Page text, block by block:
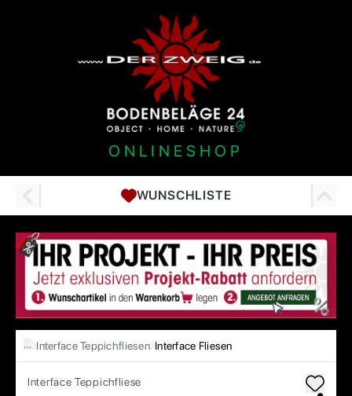
ONLINESHOP
WUNSCHLISTE
… Interface Teppichfliesen Interface Fliesen
Interface Teppichfliese